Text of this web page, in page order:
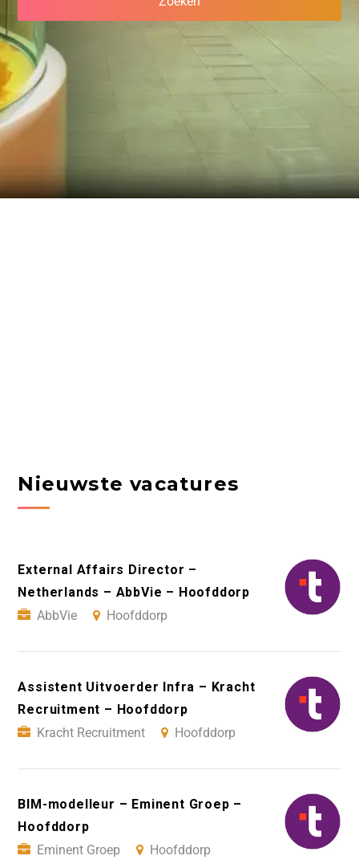
Nieuwste vacatures
External Affairs Director –
Netherlands – AbbVie – Hoofddorp
AbbVie
Hoofddorp
Assistent Uitvoerder Infra – Kracht
Recruitment – Hoofddorp
Kracht Recruitment
Hoofddorp
BIM-modelleur – Eminent Groep –
Hoofddorp
Eminent Groep
Hoofddorp